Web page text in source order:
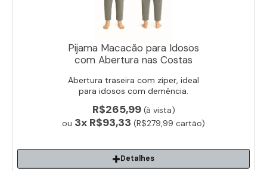
Pijama Macacão para Idosos
com Abertura nas Costas
Abertura traseira com zíper, ideal
para idosos com demência.
R$265,99(à vista)
ou 3x R$93,33 (R$279,99 cartão)